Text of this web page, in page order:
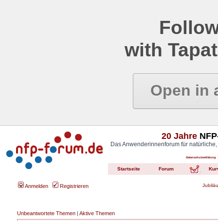
with
Open in
20 Jahre
Das Anwenderinnenforum für
Datenschutzerklärung
Startseite Forum
Anmelden Registrieren
Unbeantwortete Themen | Aktive Themen